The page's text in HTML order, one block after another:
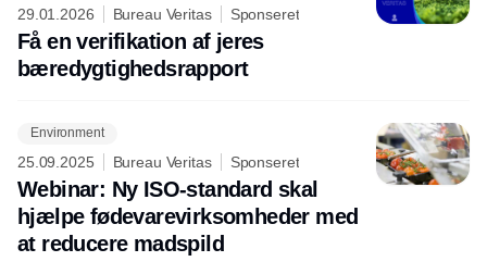
29.01.2026 Bureau Veritas Sponseret
Få en verifikation af jeres
bæredygtighedsrapport
Environment
25.09.2025 Bureau Veritas Sponseret
Webinar: Ny ISO-standard skal
hjælpe fødevarevirksomheder med
at reducere madspild